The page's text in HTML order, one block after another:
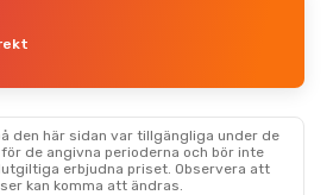
den här sidan var tillgängliga under de
de angivna perioderna och bör inte
erbjudna priset. Observera att
kan komma att ändras.